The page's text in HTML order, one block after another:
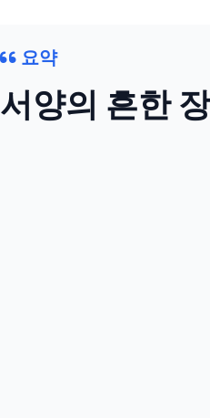
요약
서양의 흔한